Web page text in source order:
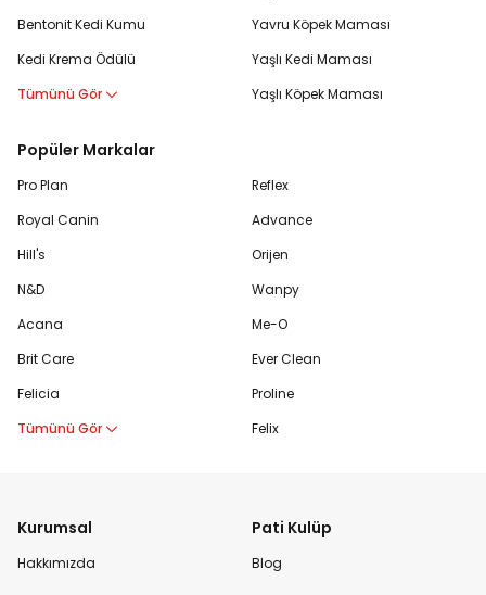
Bentonit Kedi Kumu
Kedi Krema Ödülü
Tümünü Gör
Yavru Köpek Maması
Yaşlı Kedi Maması
Yaşlı Köpek Maması
Popüler Markalar
Pro Plan
Royal Canin
Hill's
N&D
Acana
Brit Care
Felicia
Tümünü Gör
Reflex
Advance
Orijen
Wanpy
Me-O
Ever Clean
Proline
Felix
Kurumsal
Hakkımızda
Pati Kulüp
Blog